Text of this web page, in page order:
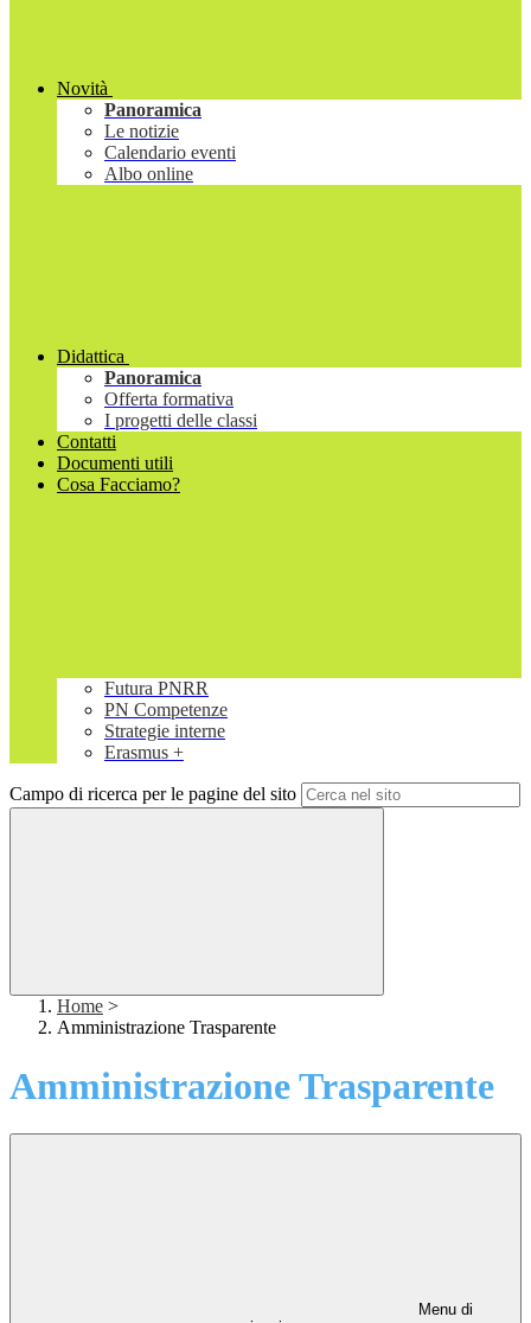
Novità
Panoramica
Le notizie
Calendario eventi
Albo online
Didattica
Panoramica
Offerta formativa
I progetti delle classi
Contatti
Documenti utili
Cosa Facciamo?
Futura PNRR
PN Competenze
Strategie interne
Erasmus +
Campo di ricerca per le pagine del sito
Home >
Amministrazione Trasparente
Amministrazione Trasparente
Menu di